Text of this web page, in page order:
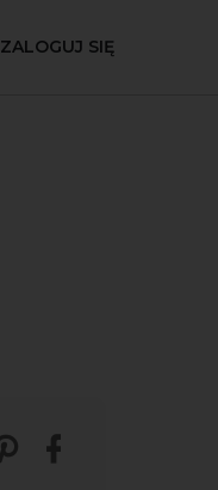
ZALOGUJ SIĘ
Zobacz nasze
Udostępnij